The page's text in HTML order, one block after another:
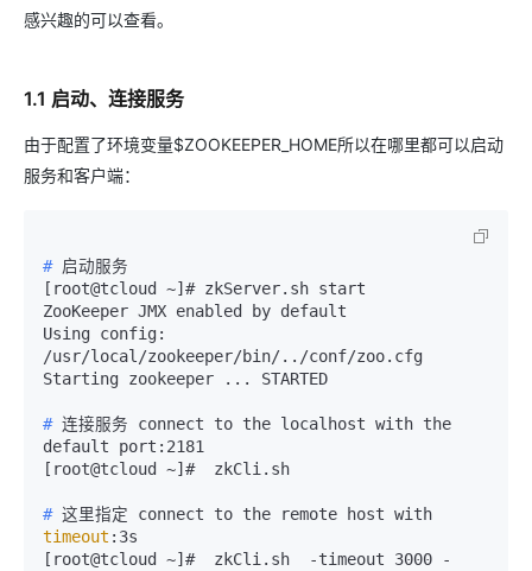
感兴趣的可以查看。
1.1 启动、连接服务
由于配置了环境变量$ZOOKEEPER_HOME所以在哪里都可以启动
服务和客户端：
# 启动服务
[root@tcloud ~]# zkServer.sh start
ZooKeeper JMX enabled by default
Using config:
/usr/local/zookeeper/bin/../conf/zoo.cfg
# 连接服务 connect to the localhost with the
default port:2181
#
timeout :3s
[root@tcloud ~]#  zkCli.sh  -timeout 3000 -